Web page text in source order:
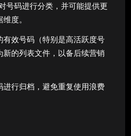
号码进行分类，并可能提供更
度。
有效号码（特别是高活跃度号
新的列表文件，以备后续营销
进行归档，避免重复使用浪费